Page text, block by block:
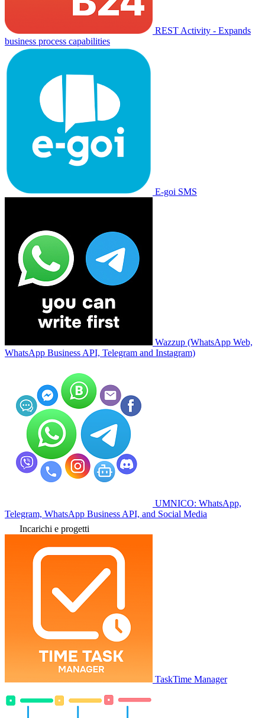
REST Activity - Expands
business process capabilities
E-goi SMS
Wazzup (WhatsApp Web,
WhatsApp Business API, Telegram and Instagram)
UMNICO: WhatsApp,
Telegram, WhatsApp Business API, and Social Media
Incarichi e progetti
TaskTime Manager